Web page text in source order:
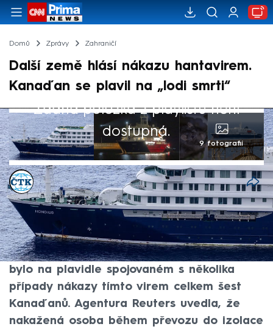
Domů Zprávy Zahraničí
Další země hlásí nákazu hantavirem.
Kanaďan se plavil na „lodi smrti“
Žádná položka z playlistu není
dostupná.
9 fotografií
ČTK
17. kvě 2026, 06:38
Jednomu kanadskému pasažérovi výletní
lodi MV Hondius vyšel pozitivní test na
hantavirus, uvedly úřady. Podle webu BBC
bylo na plavidle spojovaném s několika
případy nákazy tímto virem celkem šest
Kanaďanů. Agentura Reuters uvedla, že
nakažená osoba během převozu do izolace